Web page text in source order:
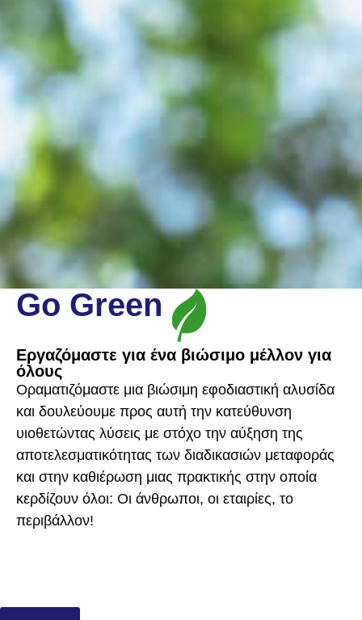
Go Green
Εργαζόμαστε για ένα βιώσιμο μέλλον για
όλους
Οραματιζόμαστε μια βιώσιμη εφοδιαστική αλυσίδα
και δουλεύουμε προς αυτή την κατεύθυνση
υιοθετώντας λύσεις με στόχο την αύξηση της
αποτελεσματικότητας των διαδικασιών μεταφοράς
και στην καθιέρωση μιας πρακτικής στην οποία
κερδίζουν όλοι: Οι άνθρωποι, οι εταιρίες, το
περιβάλλον!